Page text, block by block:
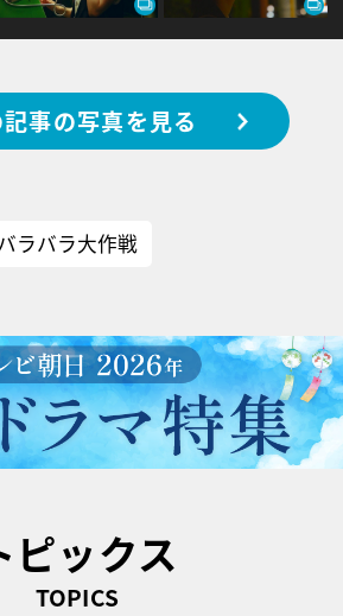
記事の写真を見る
ラバラ大作戦
ピックス
TOPICS